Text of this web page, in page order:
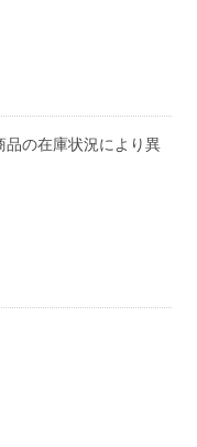
品の在庫状況により異